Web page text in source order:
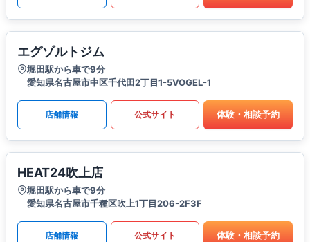
エグゾルトジム
堀田駅から車で9分
愛知県名古屋市中区千代田2丁目1-5VOGEL-1
店舗情報 公式サイト 体験・相談予約
HEAT24吹上店
堀田駅から車で9分
愛知県名古屋市千種区吹上1丁目206-2F3F
店舗情報 公式サイト 体験・相談予約